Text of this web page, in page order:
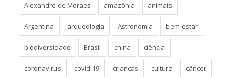
Alexandre de Moraes amazônia animais
Argentina arqueologia Astronomia bem-estar
biodiversidade Brasil china ciência
coronavírus covid-19 crianças cultura câncer